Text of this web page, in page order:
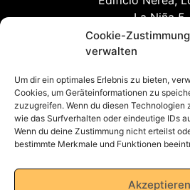
Cookie-Zustimmung
verwalten
Um dir ein optimales Erlebnis zu bieten,
Cookies, um Geräteinformationen zu
zuzugreifen. Wenn du diesen Technologien
wie das Surfverhalten oder eindeutige IDs
Wenn du deine Zustimmung nicht erteilst
bestimmte Merkmale und Funktionen
Akzeptieren
La Niña 5
03710 Calpe
info@awm-